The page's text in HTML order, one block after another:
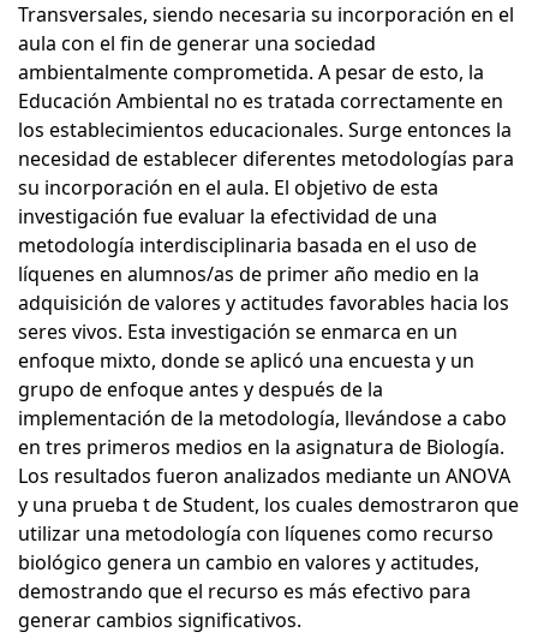
Transversales, siendo necesaria su incorporación en el
aula con el fin de generar una sociedad
ambientalmente comprometida. A pesar de esto, la
Educación Ambiental no es tratada correctamente en
los establecimientos educacionales. Surge entonces la
necesidad de establecer diferentes metodologías para
su incorporación en el aula. El objetivo de esta
investigación fue evaluar la efectividad de una
metodología interdisciplinaria basada en el uso de
líquenes en alumnos/as de primer año medio en la
adquisición de valores y actitudes favorables hacia los
seres vivos. Esta investigación se enmarca en un
enfoque mixto, donde se aplicó una encuesta y un
grupo de enfoque antes y después de la
implementación de la metodología, llevándose a cabo
en tres primeros medios en la asignatura de Biología.
Los resultados fueron analizados mediante un ANOVA
y una prueba t de Student, los cuales demostraron que
utilizar una metodología con líquenes como recurso
biológico genera un cambio en valores y actitudes,
demostrando que el recurso es más efectivo para
generar cambios significativos.